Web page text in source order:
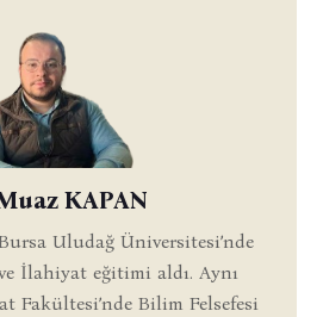
KAPAN
Uludağ Üniversitesi’nde
İlahiyat eğitimi aldı. Aynı
Fakültesi’nde Bilim Felsefesi